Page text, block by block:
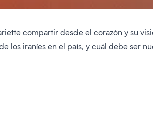
compartir desde el corazón y su
los iraníes en el país, y cuál debe ser